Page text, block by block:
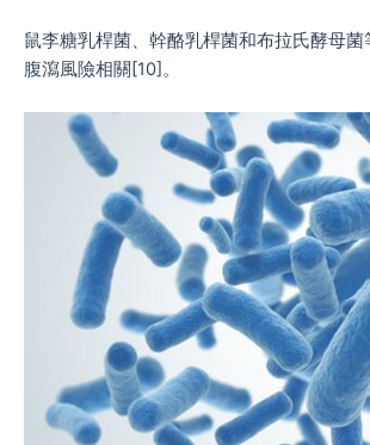
鼠李糖乳桿菌、幹酪乳桿菌和布拉氏酵母
腹瀉風險相關[10]。